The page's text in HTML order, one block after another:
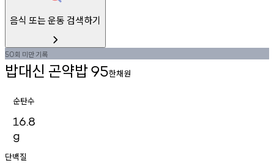
음식 또는 운동 검색하기
50회 미만기록
밥대신 곤약밥95한채원
순탄수
16.8
g
단백질